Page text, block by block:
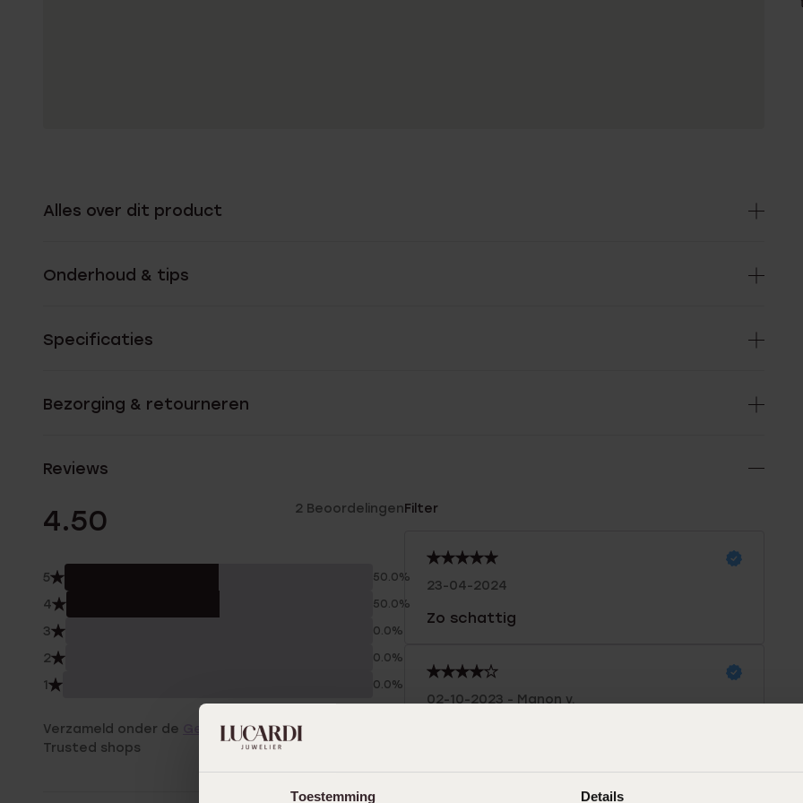
Toestemming Details
Alles over dit product
Onderhoud & tips
Specificaties
Bezorging & retourneren
Reviews
4.50 2 Beoordelingen
5 50.0%
4 50.0%
3 0.0%
2 0.0%
1 0.0%
Verzameld onder de Gebruiksvoorwaarden
Trusted shops
Filter
23-04-2024
Zo schattig
02-10-2023 - Manon v.